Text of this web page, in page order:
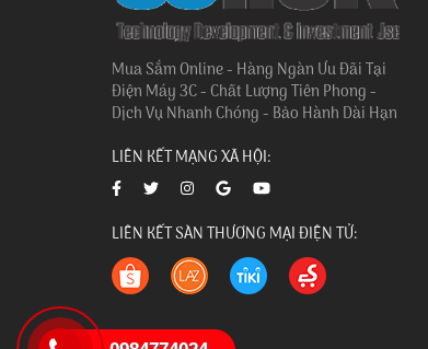
Mua Sắm Online - Hàng Ngàn Ưu Đãi Tại
Điện Máy 3C - Chất Lượng Tiên Phong -
Dịch Vụ Nhanh Chóng - Bảo Hành Dài Hạn
LIÊN KẾT MẠNG XÃ HỘI:
LIÊN KẾT SÀN THƯƠNG MẠI ĐIỆN TỬ: